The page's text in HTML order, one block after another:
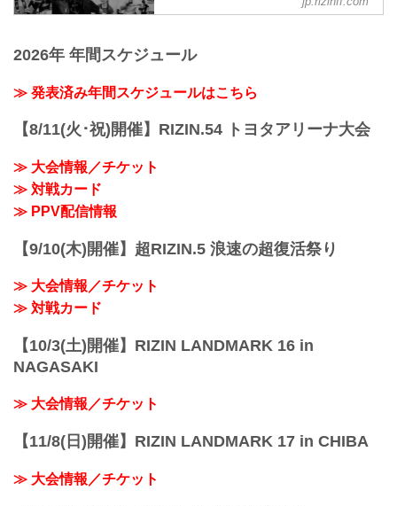
砂辺光久3
良
カイル・アグォン2
関連記事
BACKSTAGE G...
第12試合 ／山本美憂 vs. 大島沙緒里
（WIN）
≫ 試合結果詳細
RIZIN MMAルール：5分 3R（54.0kg）
BACKSTAGE GALLERY の記事一覧 - 格
イジン ファイティング フェデレーショ
いきます。
2026年 年間スケジュール
≫ 発表済み年間スケジュールはこちら
【8/11(火･祝)開催】RIZIN.54 トヨタアリーナ大会
≫ 大会情報／チケット
≫ 対戦カード
≫ PPV配信情報
【9/10(木)開催】超RIZIN.5 浪速の超復活祭り
≫ 大会情報／チケット
≫ 対戦カード
【10/3(土)開催】RIZIN LANDMARK 16 in
NAGASAKI
≫ 大会情報／チケット
【11/8(日)開催】RIZIN LANDMARK 17 in CHIBA
≫ 大会情報／チケット